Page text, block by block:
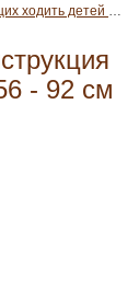
Базовые конструкции для новорожденных и начинающих ходить детей ростом 56 - 80 см
- 92 см